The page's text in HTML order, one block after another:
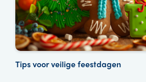
Tips voor veilige feestdagen